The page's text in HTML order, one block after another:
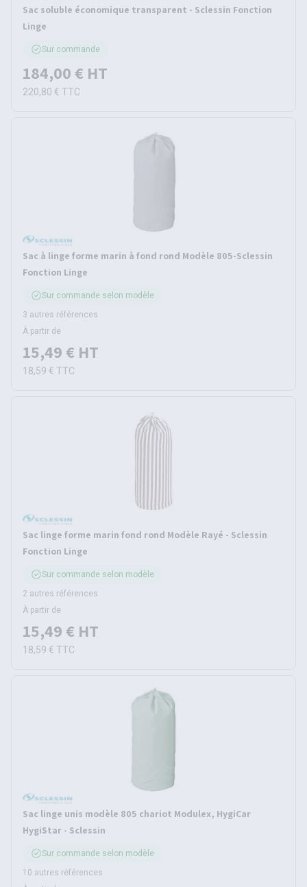
Sac soluble économique transparent - Sclessin Fonction
Linge
Sur commande
184,00 € HT
220,80 € TTC
Sac à linge forme marin à fond rond Modèle 805-Sclessin
Fonction Linge
Sur commande selon modèle
3 autres références
À partir de
15,49 € HT
18,59 € TTC
Sac linge forme marin fond rond Modèle Rayé - Sclessin
Fonction Linge
Sur commande selon modèle
2 autres références
À partir de
15,49 € HT
18,59 € TTC
Sac linge unis modèle 805 chariot Modulex, HygiCar
HygiStar - Sclessin
Sur commande selon modèle
10 autres références